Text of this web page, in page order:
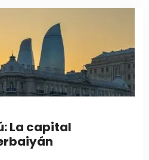
La capital